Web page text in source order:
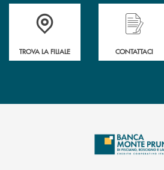
Accedi all' elenco completo&nbsp;
TROVA LA FILIALE
Hai bisogno di
CONTATTACI